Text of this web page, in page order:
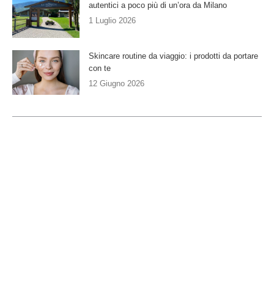
autentici a poco più di un’ora da Milano
1 Luglio 2026
Skincare routine da viaggio: i prodotti da portare
con te
12 Giugno 2026